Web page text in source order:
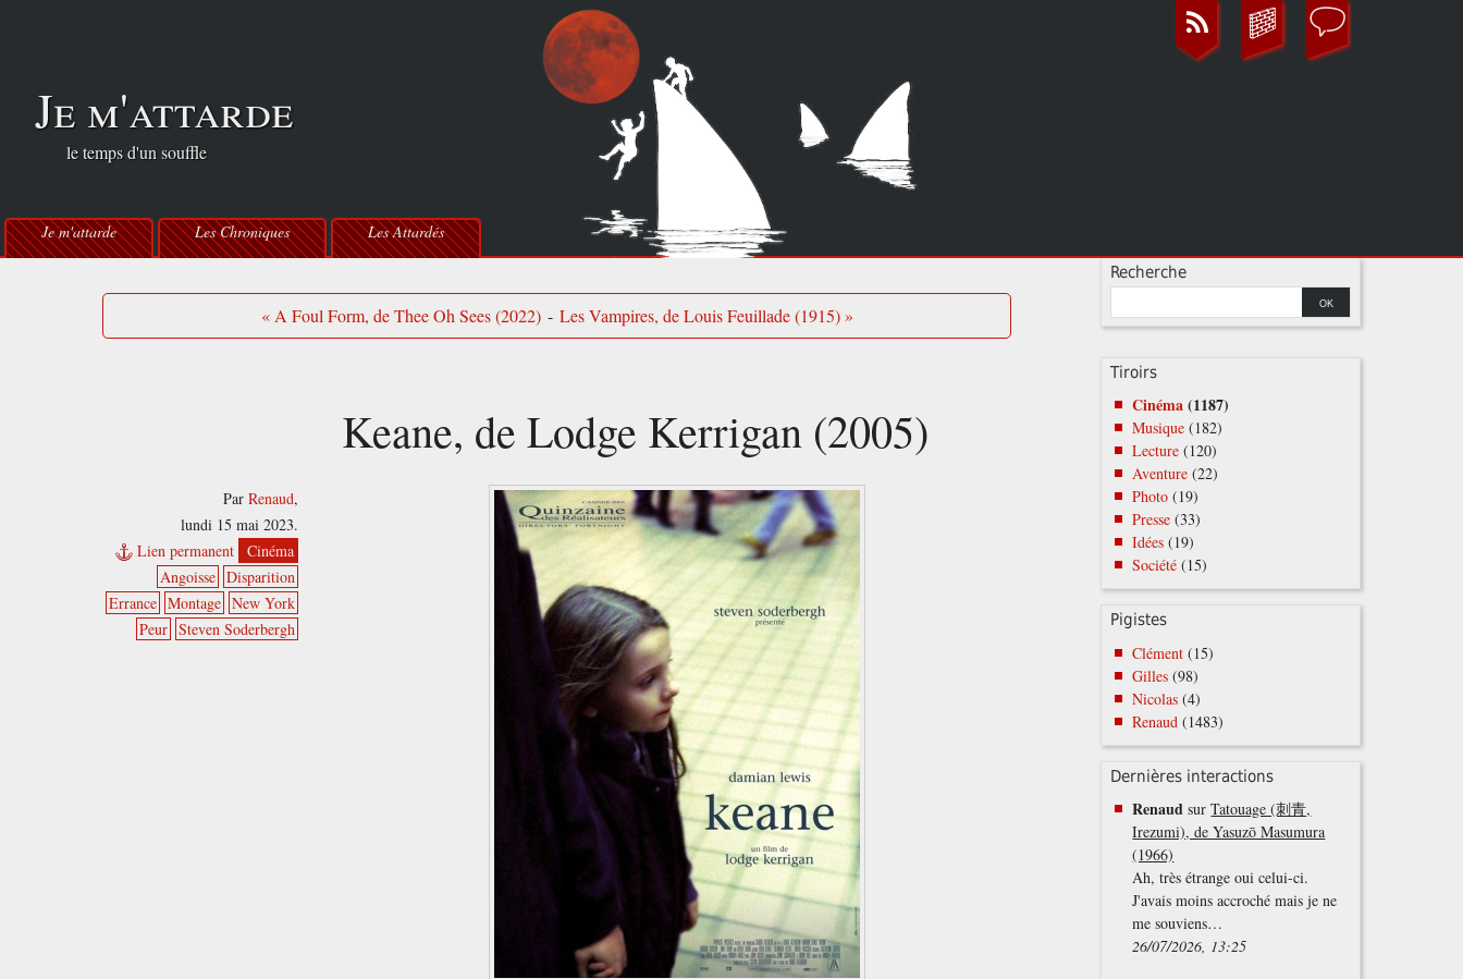
Je m'attarde
le temps d'un souffle
Je m'attarde Les Chroniques Les Attardés
« A Foul Form, de Thee Oh Sees (2022) - Les Vampires, de Louis Feuillade (1915) »
Keane, de Lodge Kerrigan (2005)
ParRenaud,
lundi 15 mai 2023.
Lien permanent
Cinéma
Angoisse Disparition
Errance Montage New York
Peur Steven Soderbergh
Recherche
Tiroirs
Cinéma (1187)
Musique (182)
Lecture (120)
Aventure (22)
Photo (19)
Presse (33)
Idées (19)
Société (15)
Pigistes
Clément (15)
Gilles (98)
Nicolas (4)
Renaud (1483)
Dernières interactions
Renaud surTatouage (刺青,
Irezumi), de Yasuzō Masumura
(1966)
Ah, très étrange oui celui-ci.
J'avais moins accroché mais je ne
me souviens…
26/07/2026, 13:25